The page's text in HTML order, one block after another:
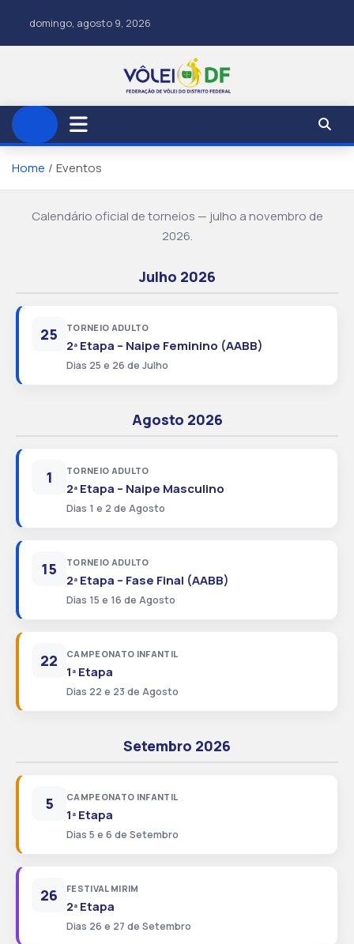
domingo, agosto 9, 2026
Home Eventos
Calendário oficial de torneios — julho a novembro de
2026.
Julho 2026
25 TORNEIO ADULTO
2ª Etapa – Naipe Feminino (AABB)
Dias 25 e 26 de Julho
Agosto 2026
1 TORNEIO ADULTO
2ª Etapa – Naipe Masculino
Dias 1 e 2 de Agosto
15 TORNEIO ADULTO
2ª Etapa – Fase Final (AABB)
Dias 15 e 16 de Agosto
22 CAMPEONATO INFANTIL
1ª Etapa
Dias 22 e 23 de Agosto
Setembro 2026
5 CAMPEONATO INFANTIL
1ª Etapa
Dias 5 e 6 de Setembro
26 FESTIVAL MIRIM
2ª Etapa
Dias 26 e 27 de Setembro